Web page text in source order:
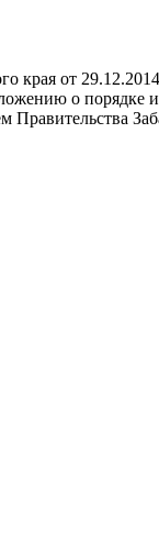
края от
о порядке и
Правительства